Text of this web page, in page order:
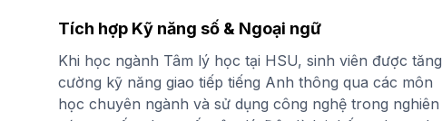
Tích hợp Kỹ năng số & Ngoại ngữ
Khi học ngành Tâm lý học tại HSU, sinh viên được tăng
cường kỹ năng giao tiếp tiếng Anh thông qua các môn
học chuyên ngành và sử dụng công nghệ trong nghiên